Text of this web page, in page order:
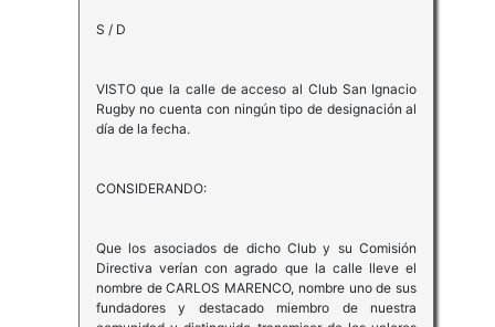
S / D
VISTO que la calle de acceso al Club San Ignacio
Rugby no cuenta con ningún tipo de designación al
día de la fecha.
CONSIDERANDO:
Que los asociados de dicho Club y su Comisión
Directiva verían con agrado que la calle lleve el
nombre de CARLOS MARENCO, nombre uno de sus
fundadores y destacado miembro de nuestra